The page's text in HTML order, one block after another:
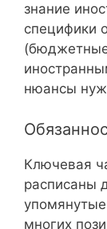
знание
специфики
нюансы
Ключевая
расписаны
многих